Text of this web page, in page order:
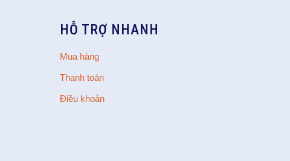
HỖ TRỢ NHANH
Mua hàng
Thanh toán
Điều khoản